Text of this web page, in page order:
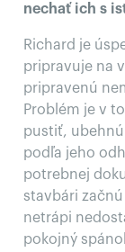
nechať ich s
Richard je
pripravuje na
pripravenú
Problém je v
pustiť,
podľa jeho
potrebnej
stavbári
netrápi
pokojný